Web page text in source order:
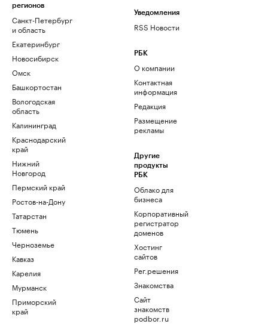
регионов
Санкт-Петербург
и область
Екатеринбург
Новосибирск
Омск
Башкортостан
Вологодская
область
Калининград
Краснодарский
край
Нижний
Новгород
Пермский край
Ростов-на-Дону
Татарстан
Тюмень
Черноземье
Кавказ
Карелия
Мурманск
Приморский
край
Уведомления
RSS Новости
РБК
О компании
Контактная
информация
Редакция
Размещение
рекламы
Другие
продукты
РБК
Облако для
бизнеса
Корпоративный
регистратор
доменов
Хостинг
сайтов
Рег.решения
Знакомства
Сайт
знакомств
podbor.ru